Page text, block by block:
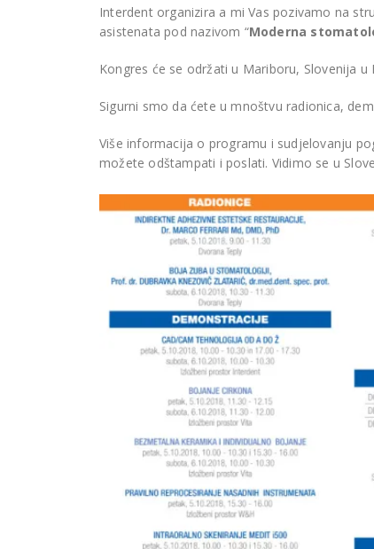
Interdent organizira a mi Vas pozivamo na
asistenata pod nazivom “Moderna
Kongres će se održati u Mariboru, Slovenija u
Sigurni smo da ćete u mnoštvu radionica,
Više informacija o programu i sudjelovanju
možete odštampati i poslati. Vidimo se u
GRUDE
NSK Varios Combi Pro za
Stomatološku ordinaciju
Franković u Kiseljaku